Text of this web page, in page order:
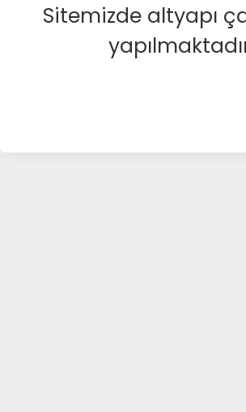
Sitemizde altyapı